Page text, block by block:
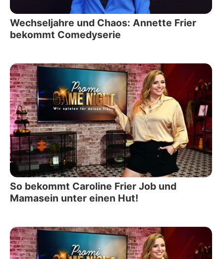
Wechseljahre und Chaos: Annette Frier
bekommt Comedyserie
So bekommt Caroline Frier Job und
Mamasein unter einen Hut!